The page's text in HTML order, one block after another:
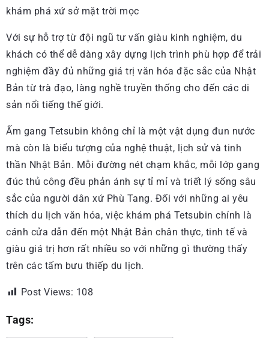
khám phá xứ sở mặt trời mọc
Với sự hỗ trợ từ đội ngũ tư vấn giàu kinh nghiệm, du
khách có thể dễ dàng xây dựng lịch trình phù hợp để trải
nghiệm đầy đủ những giá trị văn hóa đặc sắc của Nhật
Bản từ trà đạo, làng nghề truyền thống cho đến các di
sản nổi tiếng thế giới.
Ấm gang Tetsubin không chỉ là một vật dụng đun nước
mà còn là biểu tượng của nghệ thuật, lịch sử và tinh
thần Nhật Bản. Mỗi đường nét chạm khắc, mỗi lớp gang
đúc thủ công đều phản ánh sự tỉ mỉ và triết lý sống sâu
sắc của người dân xứ Phù Tang. Đối với những ai yêu
thích du lịch văn hóa, việc khám phá Tetsubin chính là
cánh cửa dẫn đến một Nhật Bản chân thực, tinh tế và
giàu giá trị hơn rất nhiều so với những gì thường thấy
trên các tấm bưu thiếp du lịch.
Post Views: 108
Tags: